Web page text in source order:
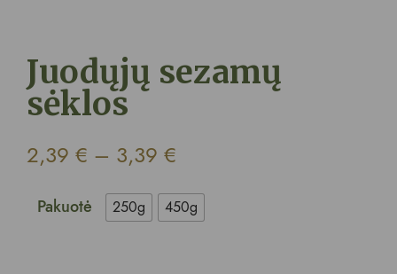
Juodųjų sezamų
sėklos
2,39 € – 3,39 €
Pakuotė 250g 450g